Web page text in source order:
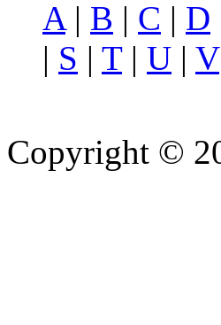
A | B | C | D
| S | T| U | V
Copyright ©